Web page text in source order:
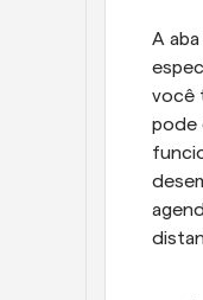
A
você
pode